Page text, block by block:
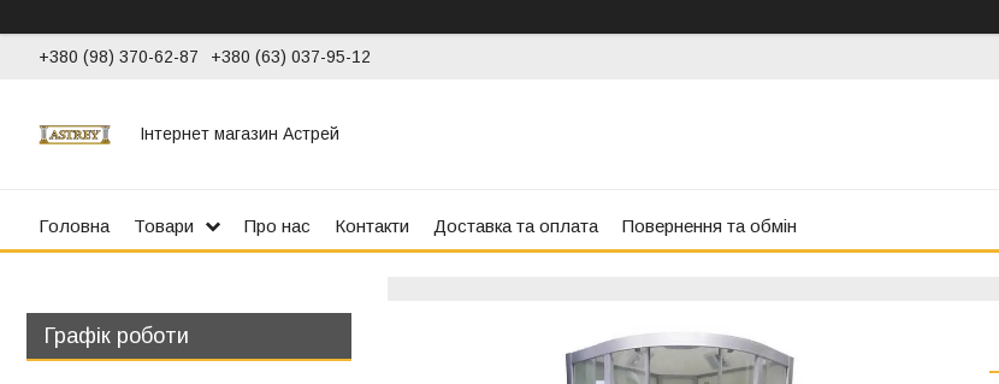
+380 (98) 370-62-87 +380 (63) 037-95-12
Інтернет магазин Астрей
Головна Товари Про нас Контакти Доставка та оплата Повернення та обмін
Графік роботи